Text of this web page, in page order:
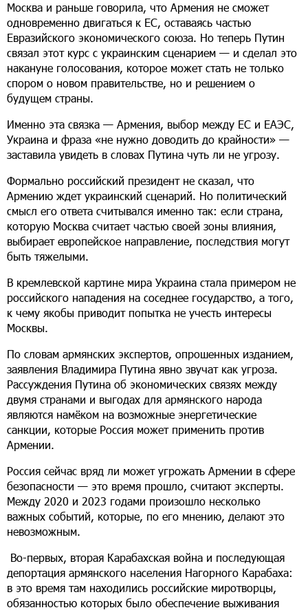
Москва и раньше говорила, что Армения не сможет
одновременно двигаться к ЕС, оставаясь частью
Евразийского экономического союза. Но теперь Путин
связал этот курс с украинским сценарием — и сделал это
накануне голосования, которое может стать не только
спором о новом правительстве, но и решением о
будущем страны.
Именно эта связка — Армения, выбор между ЕС и ЕАЭС,
Украина и фраза «не нужно доводить до крайности» —
заставила увидеть в словах Путина чуть ли не угрозу.
Формально российский президент не сказал, что
Армению ждет украинский сценарий. Но политический
смысл его ответа считывался именно так: если страна,
которую Москва считает частью своей зоны влияния,
выбирает европейское направление, последствия могут
быть тяжелыми.
В кремлевской картине мира Украина стала примером не
российского нападения на соседнее государство, а того,
к чему якобы приводит попытка не учесть интересы
Москвы.
По словам армянских экспертов, опрошенных изданием,
заявления Владимира Путина явно звучат как угроза.
Рассуждения Путина об экономических связях между
двумя странами и выгодах для армянского народа
являются намёком на возможные энергетические
санкции, которые Россия может применить против
Армении.
Россия сейчас вряд ли может угрожать Армении в сфере
безопасности — это время прошло, считают эксперты.
Между 2020 и 2023 годами произошло несколько
важных событий, которые, по его мнению, делают это
невозможным.
Во-первых, вторая Карабахская война и последующая
депортация армянского населения Нагорного Карабаха:
в это время там находились российские миротворцы,
обязанностью которых было обеспечение выживания